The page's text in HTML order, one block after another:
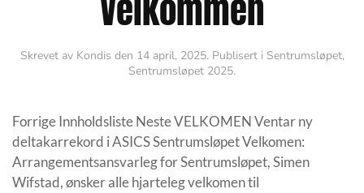
Velkommen
Skrevet av Kondis den 14 april, 2025. Publisert i Sentrumsløpet,
Sentrumsløpet 2025.
Forrige Innholdsliste Neste VELKOMEN Ventar ny
deltakarrekord i ASICS Sentrumsløpet Velkomen:
Arrangementsansvarleg for Sentrumsløpet, Simen
Wifstad, ønsker alle hjarteleg velkomen til